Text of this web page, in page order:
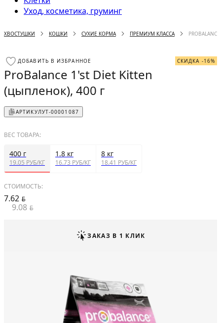
Уход, косметика, груминг
ХВОСТУШКИ КОШКИ СУХИЕ КОРМА ПРЕМИУМ КЛАССА
ДОБАВИТЬ В ИЗБРАННОЕ СКИДКА -16%
ProBalance 1'st Diet Kitten
(цыпленок), 400 г
АРТИКУЛУТ-00001087
ВЕС ТОВАРА:
400 г
19.05 РУБ/КГ
1.8 кг
16.73 РУБ/КГ
8 кг
18.41 РУБ/КГ
СТОИМОСТЬ:
7.62 BYN
9.08 BYN
ЗАКАЗ В 1 КЛИК